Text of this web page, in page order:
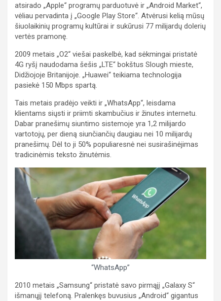
atsirado „Apple“ programų parduotuvė ir „Android Market“,
vėliau pervadinta į „Google Play Store“. Atvėrusi kelią mūsų
šiuolaikinių programų kultūrai ir sukūrusi 77 milijardų dolerių
vertės pramonę.
2009 metais „O2“ viešai paskelbė, kad sėkmingai pristatė
4G ryšį naudodama šešis „LTE“ bokštus Slough mieste,
Didžiojoje Britanijoje. „Huawei“ teikiama technologija
pasiekė 150 Mbps spartą.
Tais metais pradėjo veikti ir „WhatsApp“, leisdama
klientams siųsti ir priimti skambučius ir žinutes internetu.
Dabar pranešimų siuntimo sistemoje yra 1,2 milijardo
vartotojų, per dieną siunčiančių daugiau nei 10 milijardų
pranešimų. Dėl to ji 50% populiaresnė nei susirašinėjimas
tradicinėmis teksto žinutėmis.
“WhatsApp”
2010 metais „Samsung“ pristatė savo pirmąjį „Galaxy S“
išmanųjį telefoną. Pralenkęs buvusius „Android“ gigantus